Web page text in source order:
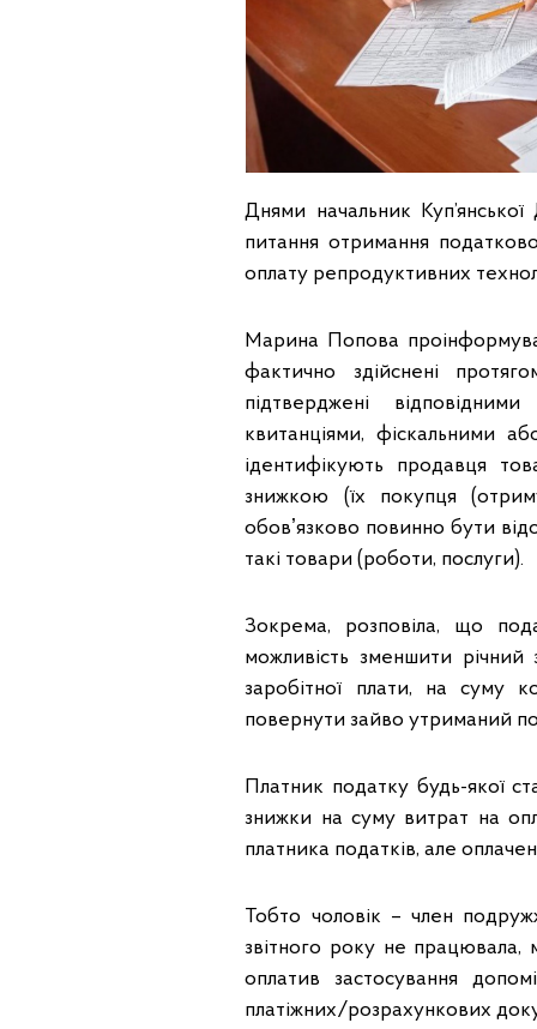
Днями начальник
питання отримання
оплату репродуктивних
Марина Попова
фактично здійснені
підтверджені
квитанціями, фіскальними
ідентифікують продавця
знижкою (їх покупця
обовʼязково повинно бути
такі товари (роботи, послуги).
Зокрема, розповіла, що
можливість зменшити
заробітної плати, на суму
повернути зайво утриманий
Платник податку будь-якої
знижки на суму витрат на
платника податків, але
Тобто чоловік – член
звітного року не працювала,
оплатив застосування
платіжних/розрахункових